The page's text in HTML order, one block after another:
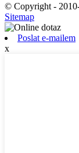
© Copyright -
Sitemap
Poslat e-mailem
x